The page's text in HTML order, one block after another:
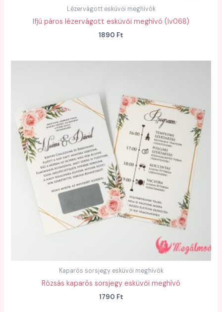
Lézervágott esküvői meghívók
Ifjú páros lézervágott esküvői meghívó (lv068)
1890 Ft
Kaparós sorsjegy esküvői meghívók
Rózsás kaparós sorsjegy esküvői meghívó
1790 Ft